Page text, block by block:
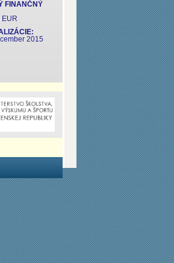
FINANČNÝ
EUR
2015